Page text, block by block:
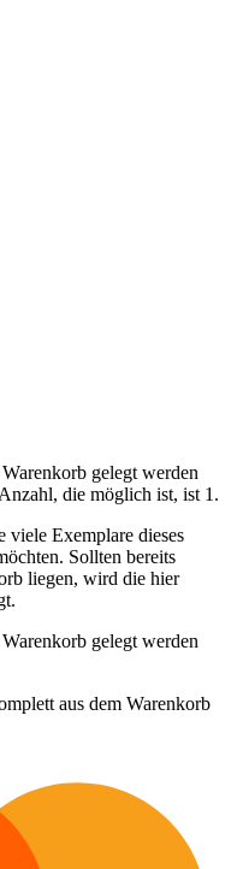
gelegt werden
die möglich ist, ist 1.
viele Exemplare dieses
Sollten bereits
liegen, wird die hier
gelegt werden
aus dem Warenkorb